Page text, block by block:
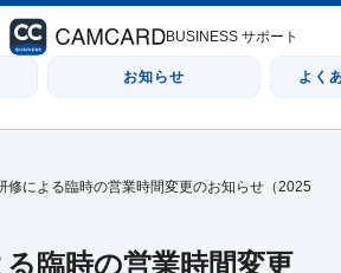
BUSINESS サポート
お知らせ よく
修による臨時の営業時間変更のお知らせ（2025
臨時の営業時間変更